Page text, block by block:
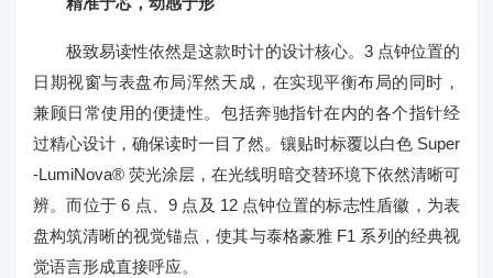
极致易读性依然是这款时计的设计核心。3 点钟位置的
日期视窗与表盘布局浑然天成，在实现平衡布局的同时，
兼顾日常使用的便捷性。包括奔驰指针在内的各个指针经
过精心设计，确保读时一目了然。镶贴时标覆以白色 Super
-LumiNova® 荧光涂层，在光线明暗交替环境下依然清晰可
辨。而位于 6 点、9 点及 12 点钟位置的标志性盾徽，为表
盘构筑清晰的视觉锚点，使其与泰格豪雅 F1 系列的经典视
觉语言形成直接呼应。